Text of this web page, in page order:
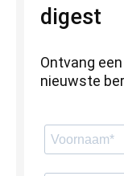
digest
Ontvang
nieuwste